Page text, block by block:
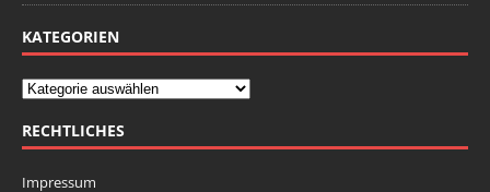
KATEGORIEN
RECHTLICHES
Impressum